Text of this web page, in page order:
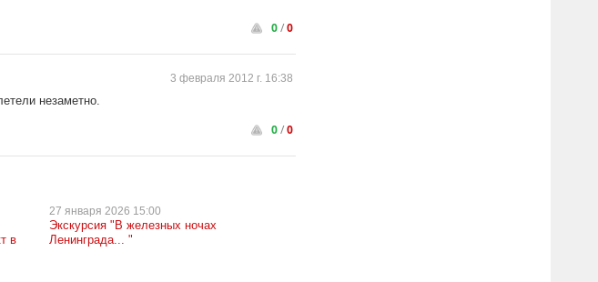
0/0
3 февраля 2012 г. 16:38
незаметно.
0/0
в
27 января 2026 15:00
Экскурсия "В железных ночах
Ленинграда... "